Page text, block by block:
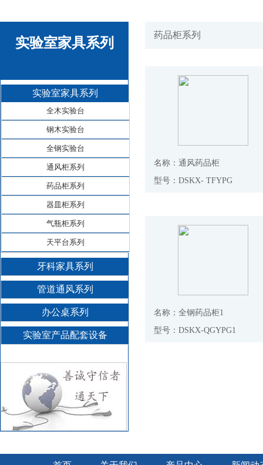
实验室家具系列
实验室家具系列
全木实验台
钢木实验台
全钢实验台
通风柜系列
药品柜系列
器皿柜系列
气瓶柜系列
天平台系列
牙科家具系列
管道通风系列
办公桌系列
实验室产品配套设备
药品柜系列
名称：通风药品柜
型号：DSKX- TFYPG
名称：全钢药品柜1
型号：DSKX-QGYPG1